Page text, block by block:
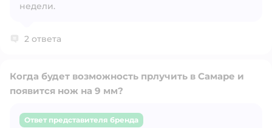
недели.
2 ответа
Когда будет возможность прлучить в Самаре и
появится нож на 9 мм?
Ответ представителя бренда